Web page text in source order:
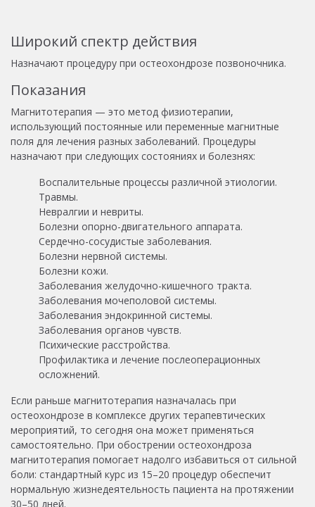
Широкий спектр действия
Назначают процедуру при остеохондрозе позвоночника.
Показания
Магнитотерапия — это метод физиотерапии,
использующий постоянные или переменные магнитные
поля для лечения разных заболеваний. Процедуры
назначают при следующих состояниях и болезнях:
Воспалительные процессы различной этиологии.
Травмы.
Невралгии и невриты.
Болезни опорно-двигательного аппарата.
Сердечно-сосудистые заболевания.
Болезни нервной системы.
Болезни кожи.
Заболевания желудочно-кишечного тракта.
Заболевания мочеполовой системы.
Заболевания эндокринной системы.
Заболевания органов чувств.
Психические расстройства.
Профилактика и лечение послеоперационных
осложнений.
Если раньше магнитотерапия назначалась при
остеохондрозе в комплексе других терапевтических
мероприятий, то сегодня она может применяться
самостоятельно. При обострении остеохондроза
магнитотерапия помогает надолго избавиться от сильной
боли: стандартный курс из 15–20 процедур обеспечит
нормальную жизнедеятельность пациента на протяжении
30–50 дней.